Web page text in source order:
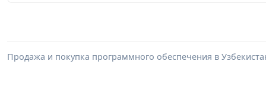
Продажа и покупка программного обеспечения в